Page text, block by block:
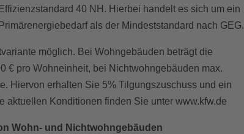
40 NH. Hierbei handelt es sich um ein
als der Mindeststandard nach GEG.
möglich. Bei Wohngebäuden beträgt die
€ pro Wohneinheit, bei Nichtwohngebäuden max.
Hiervon erhalten Sie 5% Tilgungszuschuss und ein
aktuellen Konditionen finden Sie unter www.kfw.de
Wohn- und Nichtwohngebäuden